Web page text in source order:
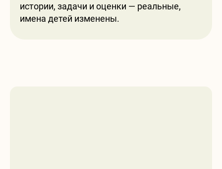
истории, задачи и оценки — реальные,
имена детей изменены.